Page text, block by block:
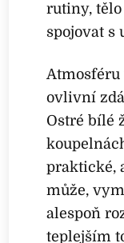
rutiny,
spojovat s
Atmosféru
ovlivní
Ostré bílé
praktické,
může,
alespoň
teplejším